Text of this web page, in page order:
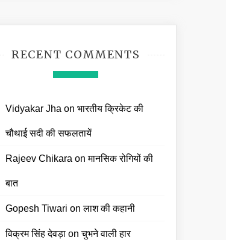
RECENT COMMENTS
Vidyakar Jha on भारतीय क्रिकेट की
चौथाई सदी की सफलतायें
Rajeev Chikara onमानसिक रोगियों की
बात
Gopesh Tiwari onलाश की कहानी
विक्रम सिंह देवड़ाonचुभने वाली हार